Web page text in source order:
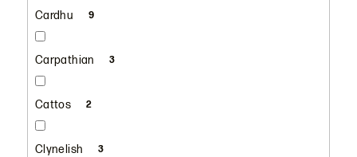
Cardhu 9
Carpathian 3
Cattos 2
Clynelish 3